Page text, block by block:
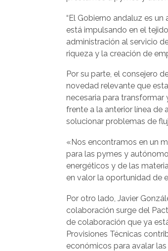
“El Gobierno andaluz es
está impulsando en el
administración al servicio
riqueza y la creación de
Por su parte, el consejero
novedad relevante que
necesaria para
frente a la anterior línea de
solucionar problemas de
«Nos encontramos en un
para las pymes y
energéticos y de las
en valor la oportunidad de
Por otro lado, Javier
colaboración surge del
de colaboración que ya
Provisiones Técnicas
económicos para avalar